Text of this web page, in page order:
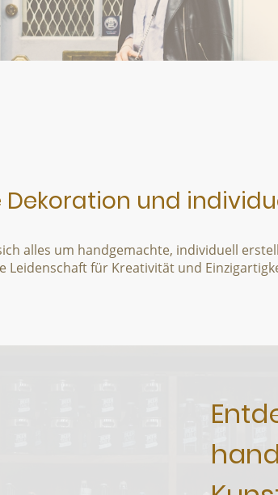
und
alles um handgemachte, individuell
Leidenschaft für Kreativität und